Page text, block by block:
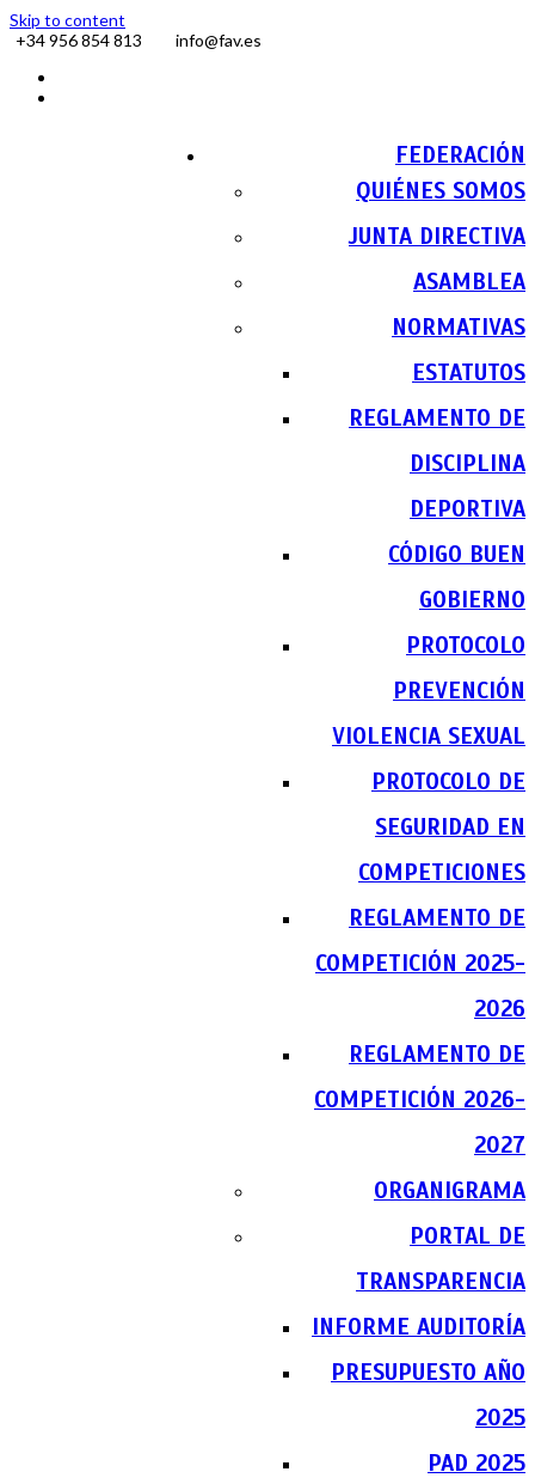
Skip to content
+34 956 854 813
info@fav.es
FEDERACIÓN
QUIÉNES SOMOS
JUNTA DIRECTIVA
ASAMBLEA
NORMATIVAS
ESTATUTOS
REGLAMENTO DE
DISCIPLINA
DEPORTIVA
CÓDIGO BUEN
GOBIERNO
PROTOCOLO
PREVENCIÓN
VIOLENCIA SEXUAL
PROTOCOLO DE
SEGURIDAD EN
COMPETICIONES
REGLAMENTO DE
COMPETICIÓN 2025-
2026
REGLAMENTO DE
COMPETICIÓN 2026-
2027
ORGANIGRAMA
PORTAL DE
TRANSPARENCIA
INFORME AUDITORÍA
PRESUPUESTO AÑO
2025
PAD 2025